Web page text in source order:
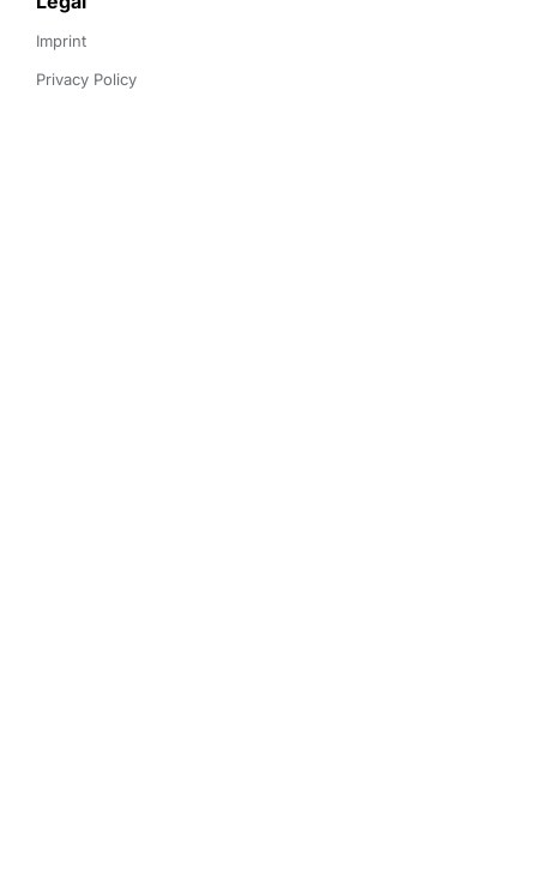
Imprint
Privacy Policy